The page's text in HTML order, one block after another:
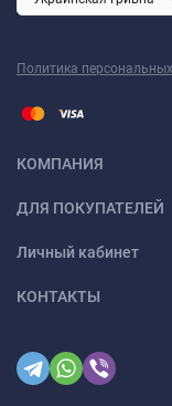
Политика
КОМПАНИЯ
ДЛЯ ПОКУПАТЕЛЕЙ
Личный кабинет
КОНТАКТЫ